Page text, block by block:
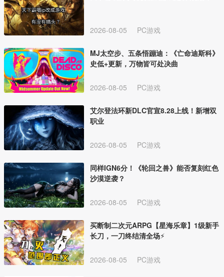
2026-08-05 PC游戏
MJ太空步、五条悟蹦迪：《亡命迪斯科》
史低+更新，万物皆可处决曲
2026-08-05 PC游戏
艾尔登法环新DLC官宣8.28上线！新增双
职业
2026-08-05 PC游戏
同样IGN6分！《轮回之兽》能否复刻红色
沙漠逆袭？
2026-08-05 PC游戏
买断制二次元ARPG【星海乐章】1级新手
长刀，一刀终结清全场⚡
2026-08-05 PC游戏